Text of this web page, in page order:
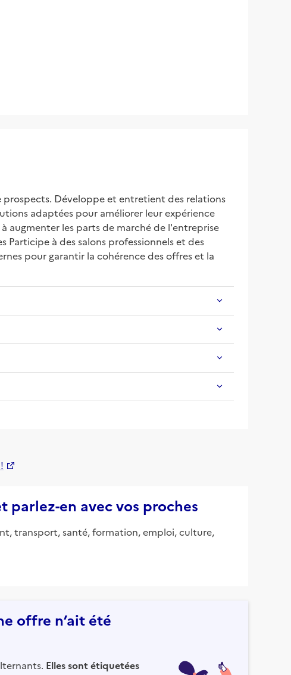
Développe et entretient des relations
adaptées pour améliorer leur expérience
augmenter les parts de marché de l'entreprise
Participe à des salons professionnels et des
pour garantir la cohérence des offres et la
parlez-en avec vos proches
transport, santé, formation, emploi, culture,
offre n’ait été
Elles sont étiquetées